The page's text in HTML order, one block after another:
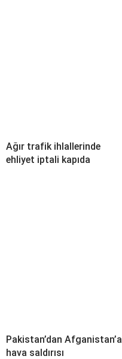
Ağır trafik ihlallerinde
ehliyet iptali kapıda
Pakistan’dan Afganistan’a
hava saldırısı